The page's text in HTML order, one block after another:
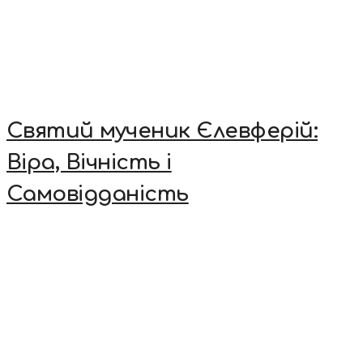
Святий мученик Єлевферій:
Віра, Вічність і
Самовідданість